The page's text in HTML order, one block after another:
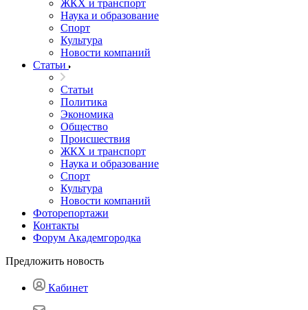
ЖКХ и транспорт
Наука и образование
Спорт
Культура
Новости компаний
Статьи
Статьи
Политика
Экономика
Общество
Происшествия
ЖКХ и транспорт
Наука и образование
Спорт
Культура
Новости компаний
Фоторепортажи
Контакты
Форум Академгородка
Предложить новость
Кабинет